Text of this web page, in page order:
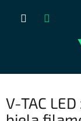
V-TAC